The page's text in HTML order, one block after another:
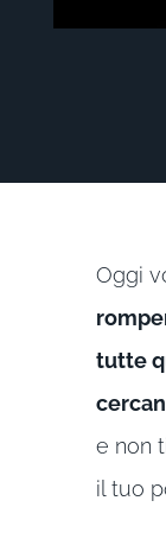
Oggi
tutte
e non
il tuo